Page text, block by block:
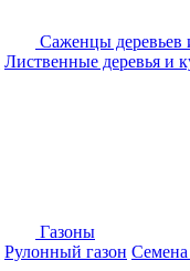
Саженцы деревьев
Лиственные деревья и
Газоны
Рулонный газон Семена